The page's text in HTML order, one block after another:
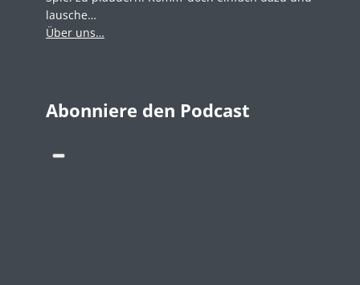
lausche…
Über uns…
Abonniere den Podcast